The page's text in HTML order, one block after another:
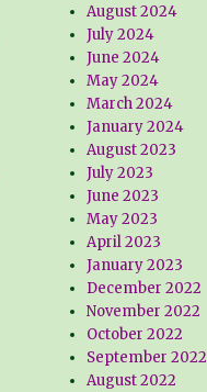
August 2024
July 2024
June 2024
May 2024
March 2024
January 2024
August 2023
July 2023
June 2023
May 2023
April 2023
January 2023
December 2022
November 2022
October 2022
September 2022
August 2022